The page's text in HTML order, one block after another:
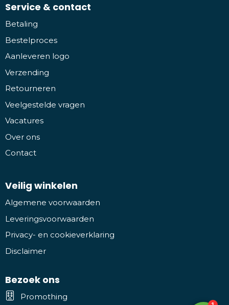
Service & contact
Betaling
Bestelproces
Aanleveren logo
Verzending
Retourneren
Veelgestelde vragen
Vacatures
Over ons
Contact
Veilig winkelen
Algemene voorwaarden
Leveringsvoorwaarden
Privacy- en cookieverklaring
Disclaimer
Bezoek ons
Promothing